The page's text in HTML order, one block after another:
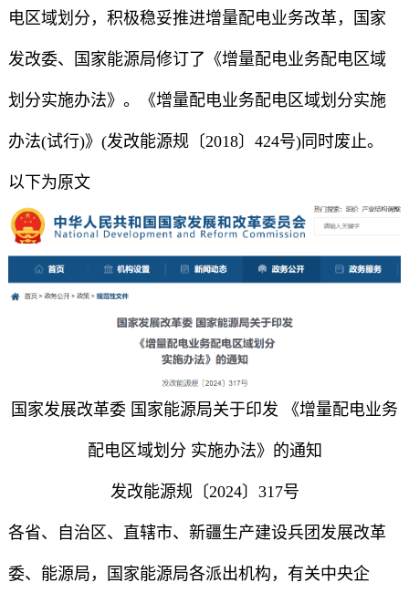
电区域划分，积极稳妥推进增量配电业务改革，国家
发改委、国家能源局修订了《增量配电业务配电区域
划分实施办法》。《增量配电业务配电区域划分实施
办法(试行)》(发改能源规〔2018〕424号)同时废止。
以下为原文
国家发展改革委 国家能源局关于印发 《增量配电业务
配电区域划分 实施办法》的通知
发改能源规〔2024〕317号
各省、自治区、直辖市、新疆生产建设兵团发展改革
委、能源局，国家能源局各派出机构，有关中央企